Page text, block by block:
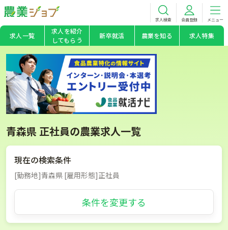
求人検索 会員登録 メニュー
求人一覧
求人を紹介
してもらう
新卒就活 農業を知る 求人特集
青森県 正社員の農業求人一覧
現在の検索条件
[勤務地]青森県 [雇用形態]正社員
条件を変更する